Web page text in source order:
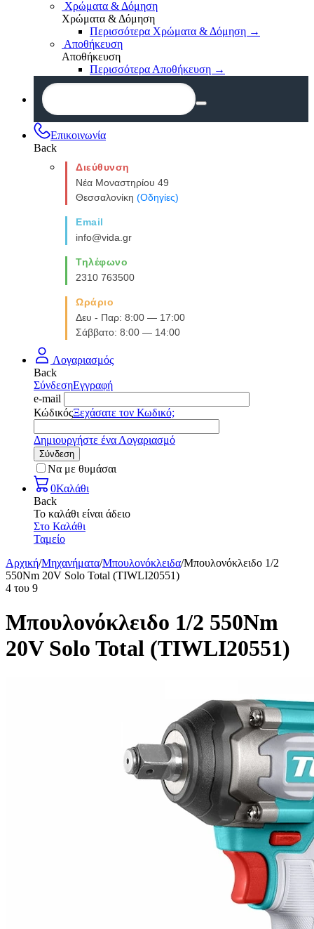
Χρώματα & Δόμηση
Χρώματα & Δόμηση
Περισσότερα Χρώματα & Δόμηση →
Αποθήκευση
Αποθήκευση
Περισσότερα Αποθήκευση →
Επικοινωνία
Back
Διεύθυνση
Νέα Μοναστηρίου 49
Θεσσαλονίκη (Οδηγίες)
Email
info@vida.gr
Τηλέφωνο
2310 763500
Ωράριο
Δευ - Παρ: 8:00 — 17:00
Σάββατο: 8:00 — 14:00
Λογαριασμός
Back
ΣύνδεσηΕγγραφή
e-mail
ΚώδικόςΞεχάσατε τον Κωδικό;
Δημιουργήστε ένα Λογαριασμό
Σύνδεση
Να με θυμάσαι
0Καλάθι
Back
Το καλάθι είναι άδειο
Στο Καλάθι
Ταμείο
Αρχική/Μηχανήματα/Μπουλονόκλειδα/Μπουλονόκλειδο 1/2
550Nm 20V Solo Total (TIWLI20551)
4 του 9
Μπουλονόκλειδο 1/2 550Nm
20V Solo Total (TIWLI20551)